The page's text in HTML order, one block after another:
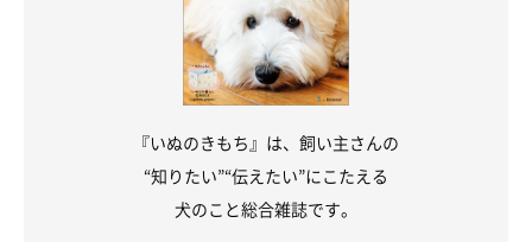
『いぬのきもち』は、飼い主さんの
“知りたい”“伝えたい”にこたえる
犬のこと総合雑誌です。